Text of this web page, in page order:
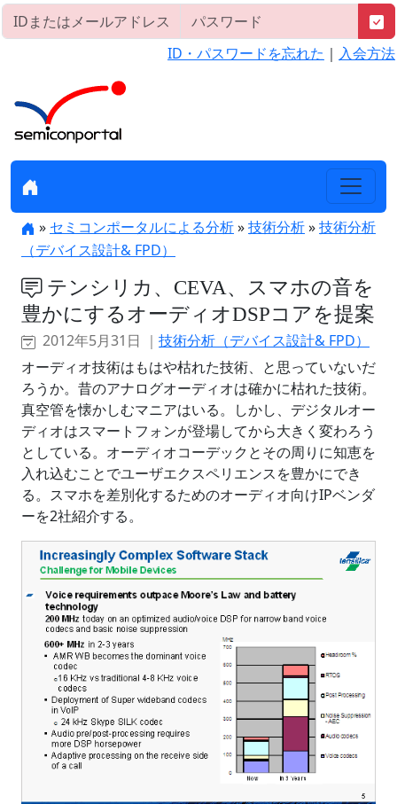
ID・パスワードを忘れた ｜ 入会方法
» セミコンポータルによる分析»技術分析»技術分析
（デバイス設計& FPD）
テンシリカ、CEVA、スマホの音を
豊かにするオーディオDSPコアを提案
2012年5月31日 ｜ 技術分析（デバイス設計& FPD）
オーディオ技術はもはや枯れた技術、と思っていないだ
ろうか。昔のアナログオーディオは確かに枯れた技術。
真空管を懐かしむマニアはいる。しかし、デジタルオー
ディオはスマートフォンが登場してから大きく変わろう
としている。オーディオコーデックとその周りに知恵を
入れ込むことでユーザエクスペリエンスを豊かにでき
る。スマホを差別化するためのオーディオ向けIPベンダ
ーを2社紹介する。